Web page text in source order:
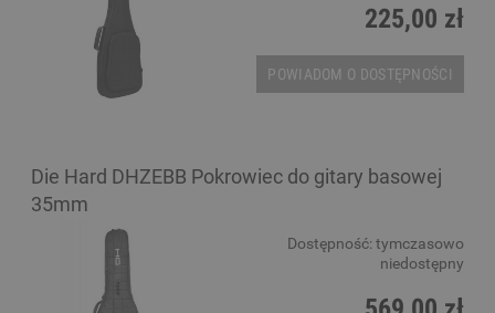
225,00 zł
POWIADOM O DOSTĘPNOŚCI
Die Hard DHZEBB Pokrowiec do gitary basowej
35mm
Dostępność: tymczasowo
niedostępny